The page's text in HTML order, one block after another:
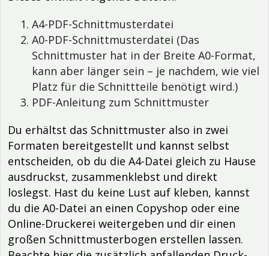
A4-PDF-Schnittmusterdatei
A0-PDF-Schnittmusterdatei (Das
Schnittmuster hat in der Breite A0-Format,
kann aber länger sein – je nachdem, wie viel
Platz für die Schnittteile benötigt wird.)
PDF-Anleitung zum Schnittmuster
Du erhältst das Schnittmuster also in zwei
Formaten bereitgestellt und kannst selbst
entscheiden, ob du die A4-Datei gleich zu Hause
ausdruckst, zusammenklebst und direkt
loslegst. Hast du keine Lust auf kleben, kannst
du die A0-Datei an einen Copyshop oder eine
Online-Druckerei weitergeben und dir einen
großen Schnittmusterbogen erstellen lassen.